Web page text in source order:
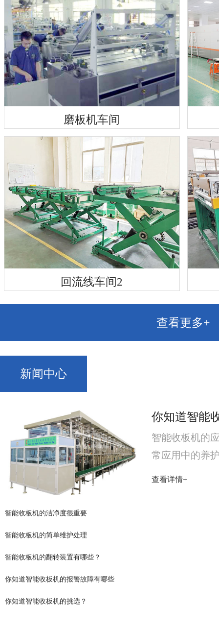
磨板机车间
回流线车间2
查看更多+
新闻中心
你知道智能
智能收板机的
常应用中的养
养护处理的，
查看详情+
智能收板机的洁净度很重要
智能收板机的简单维护处理
智能收板机的翻转装置有哪些？
你知道智能收板机的报警故障有哪些
你知道智能收板机的挑选？